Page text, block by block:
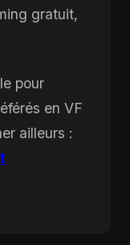
gratuit,
pour
en VF
ailleurs :